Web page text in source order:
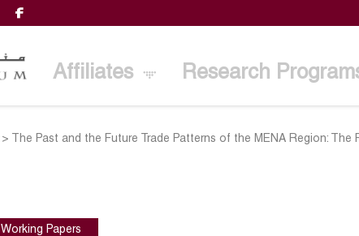
Affiliates Research
> The Past and the Future Trade Patterns of the MENA Region: The
Working Papers